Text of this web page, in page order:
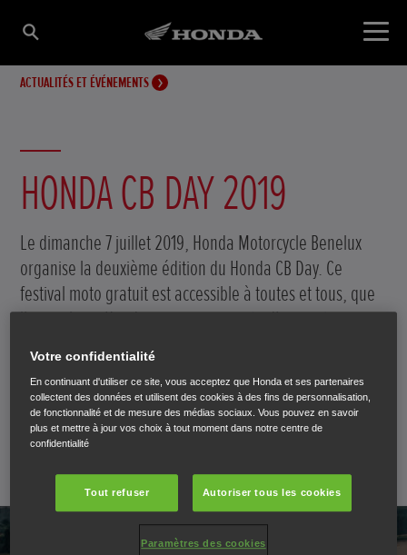
ACTUALITÉS ET ÉVÉNEMENTS
HONDA CB DAY 2019
Le dimanche 7 juillet 2019, Honda Motorcycle Benelux
organise la deuxième édition du Honda CB Day. Ce
festival moto gratuit est accessible à toutes et tous, que
l'on roule en Honda ou avec une moto d'une autre
marque. Et pour celles et ceux qui ne roulent pas (y
compris les plus jeunes) différentes activités sont
prévues. Le festival a lieu de 10:00 à 18:00 heures, Zaha
Hadidplein à Anvers, sur un site extraordinaire.
22 mai 2019
Votre confidentialité
En continuant d'utiliser ce site, vous acceptez que Honda et ses partenaires
collectent des données et utilisent des cookies à des fins de personnalisation,
de fonctionnalité et de mesure des médias sociaux. Vous pouvez en savoir
plus et mettre à jour vos choix à tout moment dans notre centre de
confidentialité
Tout refuser Autoriser tous les cookies
Paramètres des cookies